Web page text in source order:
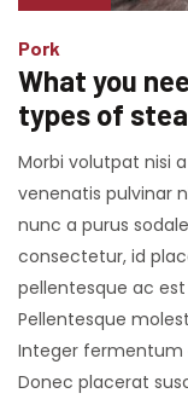
Pork
What you
types of
Morbi volutpat nisi
venenatis pulvinar
nunc a purus
consectetur, id
pellentesque ac
Pellentesque
Integer fermentum
Donec placerat